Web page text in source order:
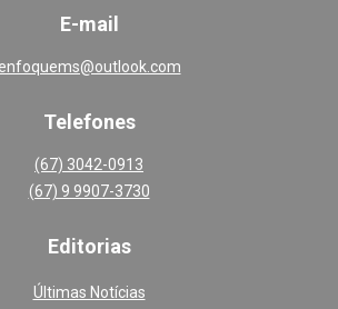
E-mail
enfoquems@outlook.com
Telefones
(67) 3042-0913
(67) 9 9907-3730
Editorias
Últimas Notícias